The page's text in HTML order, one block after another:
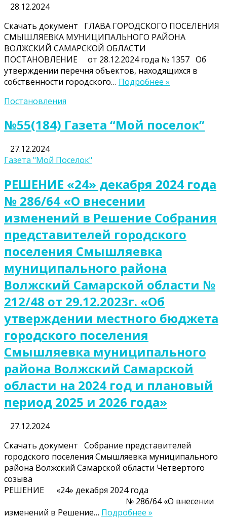
28.12.2024
Скачать документ ГЛАВА ГОРОДСКОГО ПОСЕЛЕНИЯ
СМЫШЛЯЕВКА МУНИЦИПАЛЬНОГО РАЙОНА
ВОЛЖСКИЙ САМАРСКОЙ ОБЛАСТИ
ПОСТАНОВЛЕНИЕ от 28.12.2024 года № 1357 Об
утверждении перечня объектов, находящихся в
собственности городского… Подробнее »
Постановления
№55(184) Газета “Мой поселок”
27.12.2024
Газета "Мой Поселок"
РЕШЕНИЕ «24» декабря 2024 года
№ 286/64 «О внесении
изменений в Решение Собрания
представителей городского
поселения Смышляевка
муниципального района
Волжский Самарской области №
212/48 от 29.12.2023г. «Об
утверждении местного бюджета
городского поселения
Смышляевка муниципального
района Волжский Самарской
области на 2024 год и плановый
период 2025 и 2026 года»
27.12.2024
Скачать документ Собрание представителей
городского поселения Смышляевка муниципального
района Волжский Самарской области Четвертого
созыва
РЕШЕНИЕ «24» декабря 2024 года
№ 286/64 «О внесении
изменений в Решение… Подробнее »